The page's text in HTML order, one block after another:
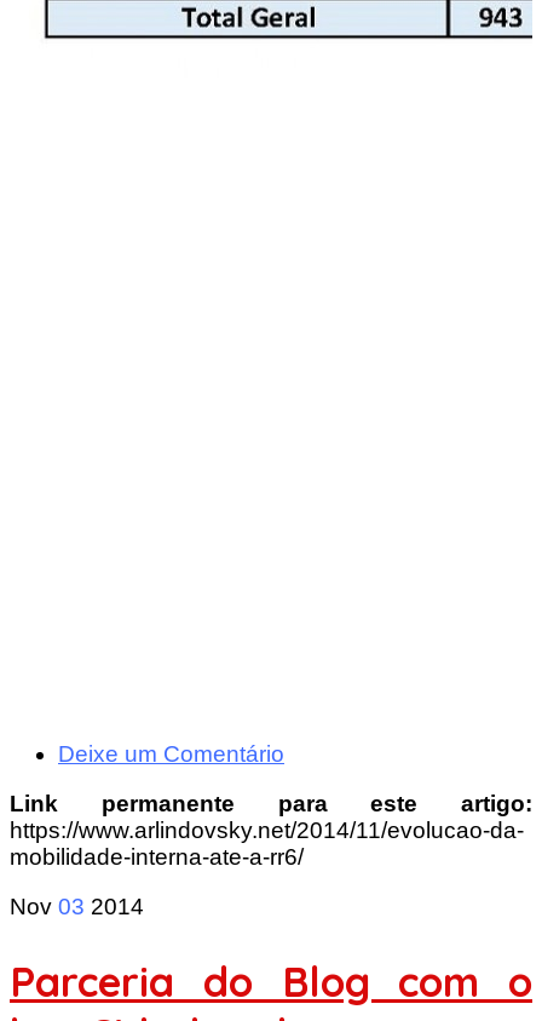
Deixe um Comentário
Link permanente para este artigo:
https://www.arlindovsky.net/2014/11/evolucao-da-
mobilidade-interna-ate-a-rr6/
Nov 03 2014
Parceria do Blog com o